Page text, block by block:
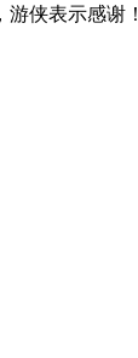
侠表示感谢！